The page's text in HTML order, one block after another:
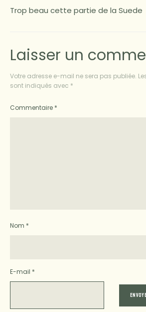
Trop beau cette partie de la Suede
Laisser un
Votre adresse e-mail ne sera pas publiée.
sont indiqués avec *
Commentaire *
Nom *
E-mail *